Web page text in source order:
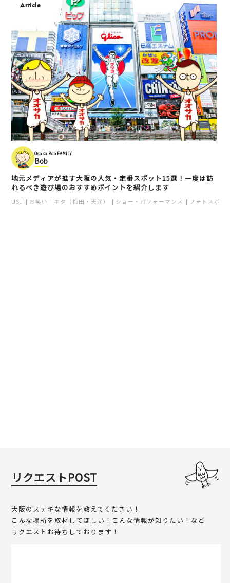
Article
Osaka Bob FAMILY
Bob
地元メディアが推す大阪の人気・定番スポット15選！一度は訪
れるべき遊び場のおすすめポイントを紹介します
USJ お笑い キタ（梅田・天満） ショー・パフォーマンス フォトスポッ
リクエストPOST
大阪のステキな情報を教えてください！
こんな場所を取材してほしい！こんな情報が知りたい！など
リクエストお待ちしております！